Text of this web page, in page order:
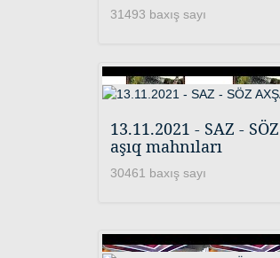
31493 baxış sayı
13.11.2021 - SAZ -
aşıq mahnıları
30461 baxış sayı